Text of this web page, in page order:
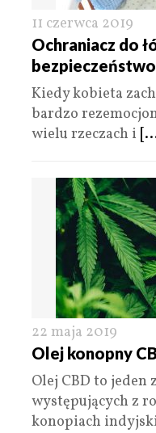
11 czerwca 2019
Ochraniacz do
Kiedy kobieta
bardzo
wielu rzeczach i
22 maja 2019
Olej konopny
Olej CBD to jeden
występujących z
konopiach